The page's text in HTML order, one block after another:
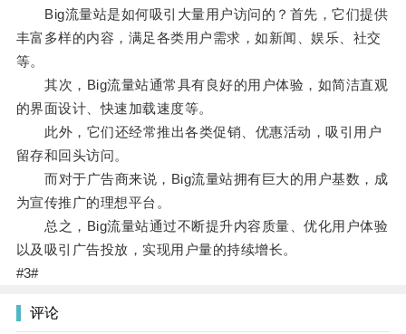
Big流量站是如何吸引大量用户访问的？首先，它们提供
丰富多样的内容，满足各类用户需求，如新闻、娱乐、社交
等。
其次，Big流量站通常具有良好的用户体验，如简洁直观
的界面设计、快速加载速度等。
此外，它们还经常推出各类促销、优惠活动，吸引用户
留存和回头访问。
而对于广告商来说，Big流量站拥有巨大的用户基数，成
为宣传推广的理想平台。
总之，Big流量站通过不断提升内容质量、优化用户体验
以及吸引广告投放，实现用户量的持续增长。
#3#
评论